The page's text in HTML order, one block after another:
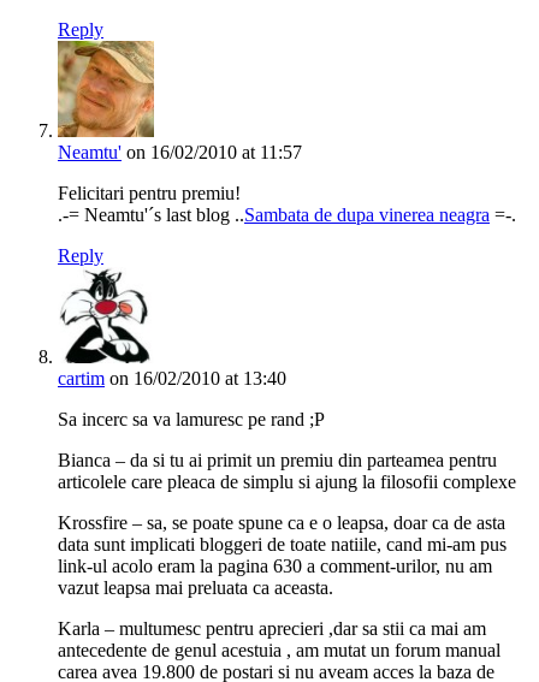
Reply
Neamtu' on 16/02/2010 at 11:57
Felicitari pentru premiu!
.-= Neamtu'´s last blog ..Sambata de dupa vinerea neagra =-.
Reply
cartim on 16/02/2010 at 13:40
Sa incerc sa va lamuresc pe rand ;P
Bianca – da si tu ai primit un premiu din parteamea pentru
articolele care pleaca de simplu si ajung la filosofii complexe
Krossfire – sa, se poate spune ca e o leapsa, doar ca de asta
data sunt implicati bloggeri de toate natiile, cand mi-am pus
link-ul acolo eram la pagina 630 a comment-urilor, nu am
vazut leapsa mai preluata ca aceasta.
Karla – multumesc pentru aprecieri ,dar sa stii ca mai am
antecedente de genul acestuia , am mutat un forum manual
carea avea 19.800 de postari si nu aveam acces la baza de